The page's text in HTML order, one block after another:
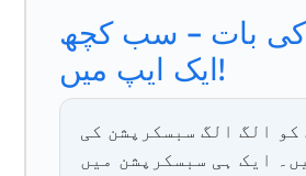
کی بات – سب کچھ
ایک ایپ میں!
کو الگ الگ سبسکرپشن کی
ایک ہی سبسکرپشن میں